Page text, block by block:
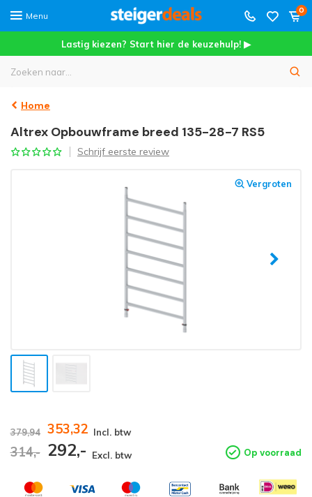
Menu
0
Lastig kiezen? Start hier de keuzehulp! ▶
Home
Altrex Opbouwframe breed 135-28-7 RS5
Schrijf eerste review
Vergroten
379,94 353,32 Incl. btw
314,- 292,- Excl. btw Op voorraad